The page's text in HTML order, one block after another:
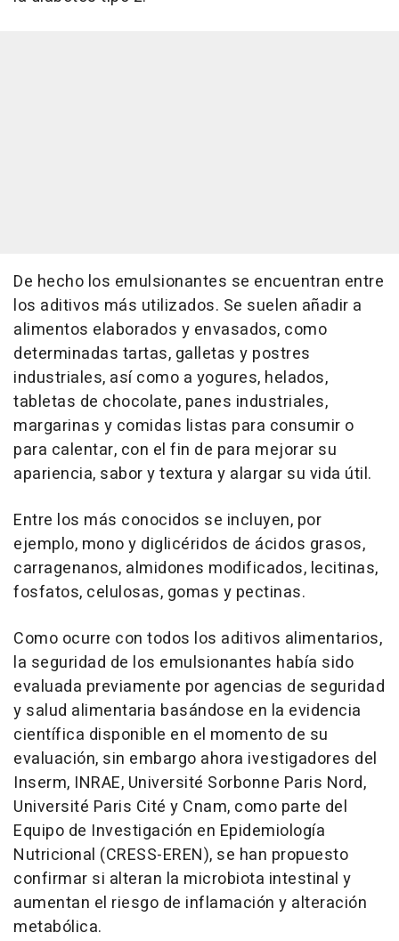
De hecho los emulsionantes se encuentran entre
los aditivos más utilizados. Se suelen añadir a
alimentos elaborados y envasados, como
determinadas tartas, galletas y postres
industriales, así como a yogures, helados,
tabletas de chocolate, panes industriales,
margarinas y comidas listas para consumir o
para calentar, con el fin de para mejorar su
apariencia, sabor y textura y alargar su vida útil.
Entre los más conocidos se incluyen, por
ejemplo, mono y diglicéridos de ácidos grasos,
carragenanos, almidones modificados, lecitinas,
fosfatos, celulosas, gomas y pectinas.
Como ocurre con todos los aditivos alimentarios,
la seguridad de los emulsionantes había sido
evaluada previamente por agencias de seguridad
y salud alimentaria basándose en la evidencia
científica disponible en el momento de su
evaluación, sin embargo ahora ivestigadores del
Inserm, INRAE, Université Sorbonne Paris Nord,
Université Paris Cité y Cnam, como parte del
Equipo de Investigación en Epidemiología
Nutricional (CRESS-EREN), se han propuesto
confirmar si alteran la microbiota intestinal y
aumentan el riesgo de inflamación y alteración
metabólica.